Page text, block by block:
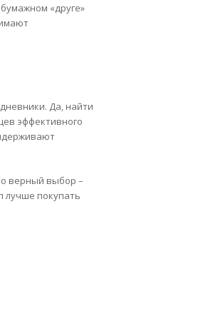
«друге»
Да, найти
эффективного
верный выбор –
лучше покупать